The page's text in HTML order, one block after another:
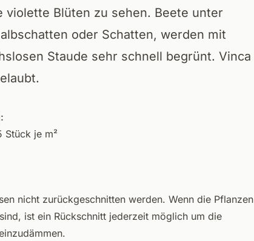
violette Blüten zu sehen. Beete unter
oder Schatten, werden mit
Staude sehr schnell begrünt. Vinca
Stück je m²
nicht zurückgeschnitten werden. Wenn die Pflanzen
ist ein Rückschnitt jederzeit möglich um die